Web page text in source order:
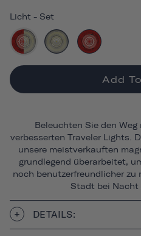
Licht - Set
Add
Beleuchten Sie den
verbesserten Traveler Lights.
unsere meistverkauften
grundlegend überarbeitet,
noch benutzerfreundlicher zu
Stadt bei Nacht
DETAILS: